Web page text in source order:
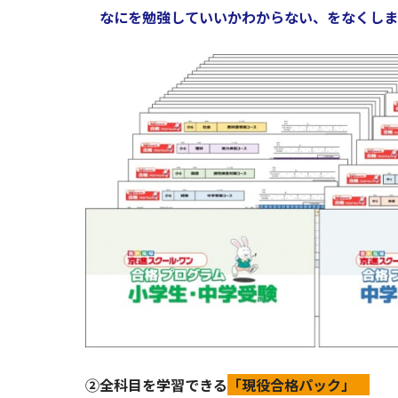
なにを勉強していいかわからない、をなくし
②全科目を学習できる 「現役合格パック」